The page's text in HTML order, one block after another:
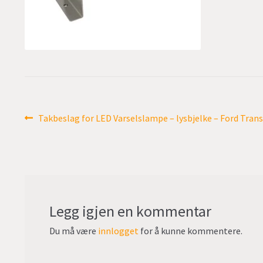
Innleggsnavigasjon
Forrige
Takbeslag for LED Varselslampe – lysbjelke – Ford
Legg igjen en kommentar
Du må være innlogget for å kunne kommentere.